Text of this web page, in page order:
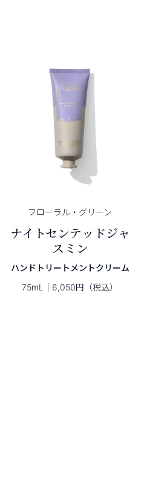
フローラル・ グリーン
ナイトセンテッドジャ
スミン
ハンドトリートメントクリーム
75mL｜6,050円（税込）